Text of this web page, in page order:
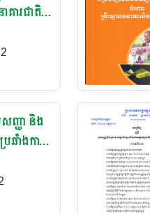
គារជាតិនៃ
ញ្ញា និង
ឆាំងការ
ញ្ញប្ប